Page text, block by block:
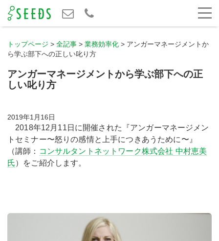
トップページ > 全記事 > 業務効率化 > アンガーマネージメントか
ら学ぶ部下への正しい叱り方
アンガーマネージメントから学ぶ部下への正
しい叱り方
2019年1月16日
2018年12月11日に開催された『アンガーマネージメン
トセミナー〜怒りの感情と上手につきあうために〜』
（講師： コンサルタントネットワーク株式会社 中村恵美
氏）をご紹介します。